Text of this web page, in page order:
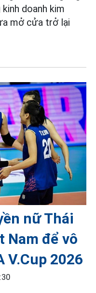
doanh kim
mở cửa trở lại
nữ Thái
Nam để vô
V.Cup 2026